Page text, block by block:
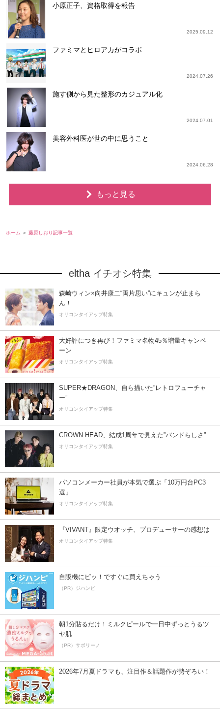
小原正子、資格取得を報告
2025.09.12
ファミマとヒロアカがコラボ
2024.07.26
施す側から見た整形のカジュアル化
2024.07.01
美容外科医が世の中に思うこと
2024.06.28
もっと見る
ホーム 藤原しおり記事一覧
eltha イチオシ特集
森崎ウィン×向井康二“両片思い”にキュンが止まら
ん！
オリコンタイアップ特集
大好評につき再び！ファミマ名物45％増量キャンペ
ーン
オリコンタイアップ特集
SUPER★DRAGON、自ら描いた”レトロフューチャ
ー”
オリコンタイアップ特集
CROWN HEAD、結成1周年で見えた”バンドらしさ”
オリコンタイアップ特集
パソコンメーカー社員が本気で選ぶ「10万円台PC3
選」
オリコンタイアップ特集
『VIVANT』限定ウオッチ、プロデューサーの感想は
オリコンタイアップ特集
自販機にピッ！ですぐに買えちゃう
（PR）ジハンピ
朝1分貼るだけ！ミルクピールで一日中ずっとうるツ
ヤ肌
（PR）サボリーノ
2026年7月夏ドラマも、注目作＆話題作が勢ぞろい！